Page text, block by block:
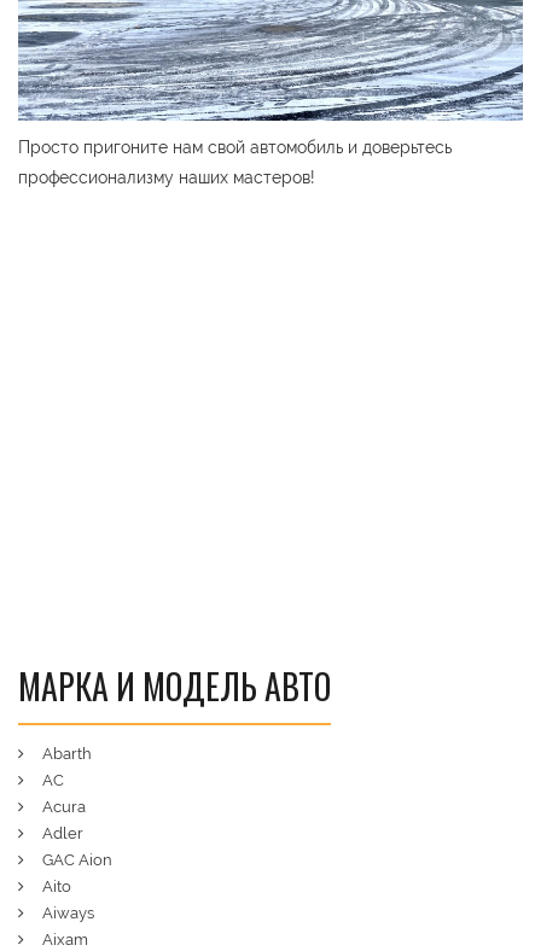
Просто пригоните нам свой автомобиль и доверьтесь
профессионализму наших мастеров!
МАРКА И МОДЕЛЬ АВТО
Abarth
AC
Acura
Adler
GAC Aion
Aito
Aiways
Aixam